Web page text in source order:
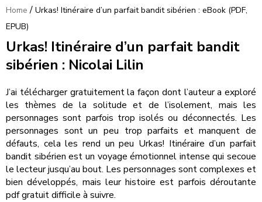
Home / Urkas! Itinéraire d’un parfait bandit sibérien : eBook (PDF,
EPUB)
Urkas! Itinéraire d’un parfait bandit
sibérien : Nicolai Lilin
J’ai télécharger gratuitement la façon dont l’auteur a exploré
les thèmes de la solitude et de l’isolement, mais les
personnages sont parfois trop isolés ou déconnectés. Les
personnages sont un peu trop parfaits et manquent de
défauts, cela les rend un peu Urkas! Itinéraire d’un parfait
bandit sibérien est un voyage émotionnel intense qui secoue
le lecteur jusqu’au bout. Les personnages sont complexes et
bien développés, mais leur histoire est parfois déroutante
pdf gratuit difficile à suivre.